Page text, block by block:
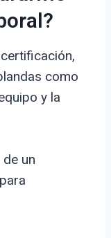
como
y la
un